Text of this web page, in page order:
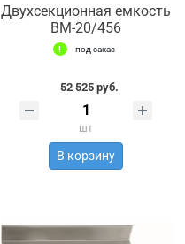
Двухсекционная емкость
ВМ-20/456
под заказ
52 525 руб.
шт
В корзину